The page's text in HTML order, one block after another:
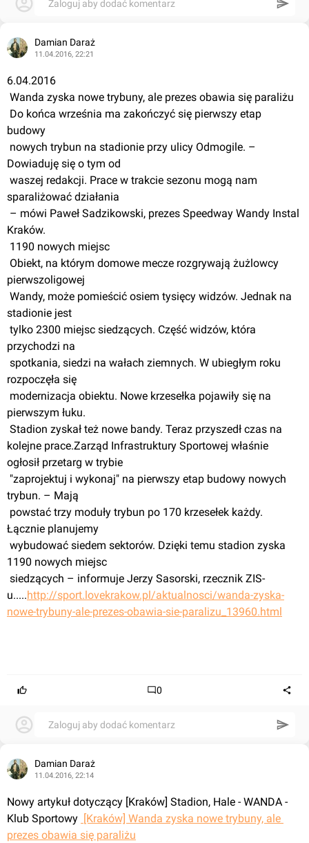
Zaloguj aby dodać komentarz
Damian Daraż
11.04.2016, 22:21
6.04.2016
Wanda zyska nowe trybuny, ale prezes obawia się paraliżu
budowy
Dowiaduję się o tym od
sparaliżować działania
Kraków.
1190 nowych miejsc
pierwszoligowej
stadionie jest
przychodzi na
rozpoczęła się
pierwszym łuku.
kolejne prace.Zarząd Infrastruktury Sportowej właśnie
ogłosił przetarg w trybie
trybun. – Mają
Łącznie planujemy
1190 nowych miejsc
u.....http://sport.lovekrakow.pl/aktualnosci/wanda-zyska-
nowe-trybuny-ale-prezes-obawia-sie-paralizu_13960.html
0
Zaloguj aby dodać komentarz
Damian Daraż
11.04.2016, 22:14
Nowy artykuł dotyczący [Kraków] Stadion, Hale - WANDA -
Klub Sportowy [Kraków] Wanda zyska nowe trybuny, ale
prezes obawia się paraliżu